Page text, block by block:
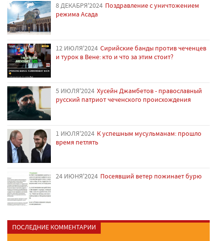
8 ДЕКАБРЯ'2024 Поздравление с уничтожением
режима Асада
12 ИЮЛЯ'2024 Сирийские банды против чеченцев
и турок в Вене: кто и что за этим стоит?
5 ИЮЛЯ'2024 Хусейн Джамбетов - православный
русский патриот чеченского происхождения
1 ИЮЛЯ'2024 К успешным мусульманам: прошло
время петлять
24 ИЮНЯ'2024 Посеявший ветер пожинает бурю
ПОСЛЕДНИЕ КОММЕНТАРИИ